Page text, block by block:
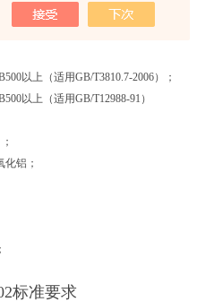
以上（适用GB/T3810.7-2006）；
以上（适用GB/T12988-91）
铝；
标准要求